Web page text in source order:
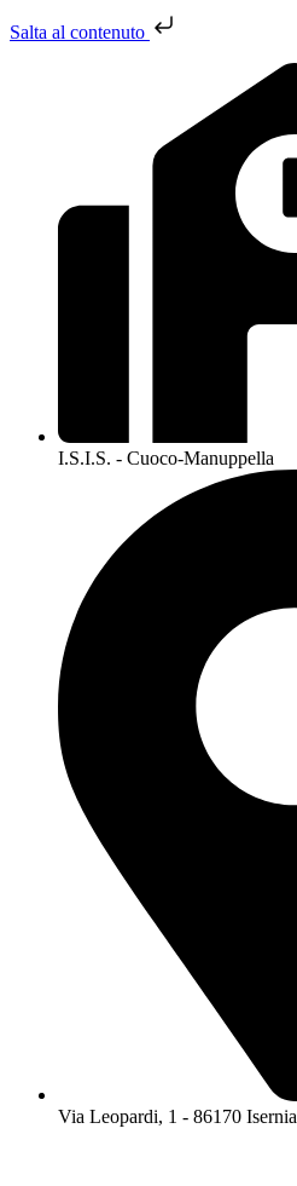
Salta al contenuto
I.S.I.S. - Cuoco-Manuppella
Via Leopardi, 1 - 86170 Isernia